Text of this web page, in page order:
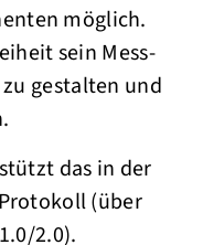
möglich.
sein Mess-
gestalten und
das in der
(über
2.0).